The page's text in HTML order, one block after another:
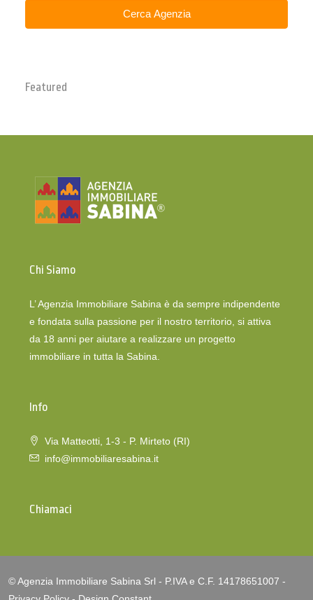
Cerca Agenzia
Featured
Chi Siamo
L’ Agenzia Immobiliare Sabina è da sempre indipendente
e fondata sulla passione per il nostro territorio, si attiva
da 18 anni per aiutare a realizzare un progetto
immobiliare in tutta la Sabina.
Info
Via Matteotti, 1-3 - P. Mirteto (RI)
info@immobiliaresabina.it
Chiamaci
© Agenzia Immobiliare Sabina Srl - P.IVA e C.F. 14178651007 -